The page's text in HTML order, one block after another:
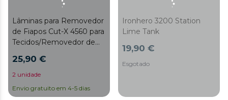
Lâminas para Removedor
de Fiapos Cut-X 4560 para
Tecidos/Removedor de
Vestuário
25,90 €
2 unidade
Envio gratuito em 4-5 dias
Ironhero 3200 Station
Lime Tank
19,90 €
Esgotado